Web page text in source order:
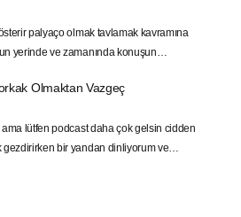
palyaço olmak tavlamak kavramına
yerinde ve zamanında konuşun…
Olmaktan Vazgeç
lütfen podcast daha çok gelsin cidden
gezdirirken bir yandan dinliyorum ve…